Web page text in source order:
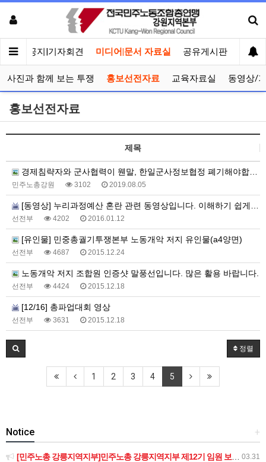
인 공지|기자회견 미디어|문서 자료실 공유게시판 선거
사진과 함께 보는 투쟁 홍보선전자료 교육자료실 동영상/
홍보선전자료
제목
경제침략자와 군사협력이 웬말, 한일군사정보협정 폐기해야합니다.
민주노총강원 3102 2019.08.05
[동영상] 누리과정예산 혼란 관련 동영상입니다. 이해하기 쉽게 만들어졌습니다.
선전부 4202 2016.01.12
[유인물] 민중총궐기투쟁본부 노동개악 저지 유인물(a4양면)
선전부 4687 2015.12.24
노동개악 저지 조합원 인증샷 말풍선입니다. 많은 활용 바랍니다.
선전부 4424 2015.12.18
[12/16] 총파업대회 영상
선전부 3631 2015.12.18
정렬
1 2 3 4 5
+
Notice
03.31
[민주노총 강릉지역지부]민주노총 강릉지역지부 제12기 임원 보궐선거결과 공고